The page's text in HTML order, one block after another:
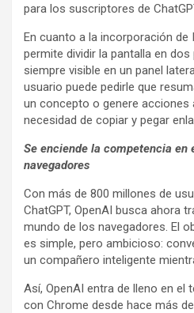
para los suscriptores de
En cuanto a la incorporación de
permite dividir la pantalla en
siempre visible en un panel
usuario puede pedirle que
un concepto o genere acciones
necesidad de copiar y pegar
Se enciende la competencia en
navegadores
Con más de 800 millones de
ChatGPT, OpenAI busca ahora
mundo de los navegadores. El
es simple, pero ambicioso:
un compañero inteligente
Así, OpenAI entra de lleno en el
con Chrome desde hace más